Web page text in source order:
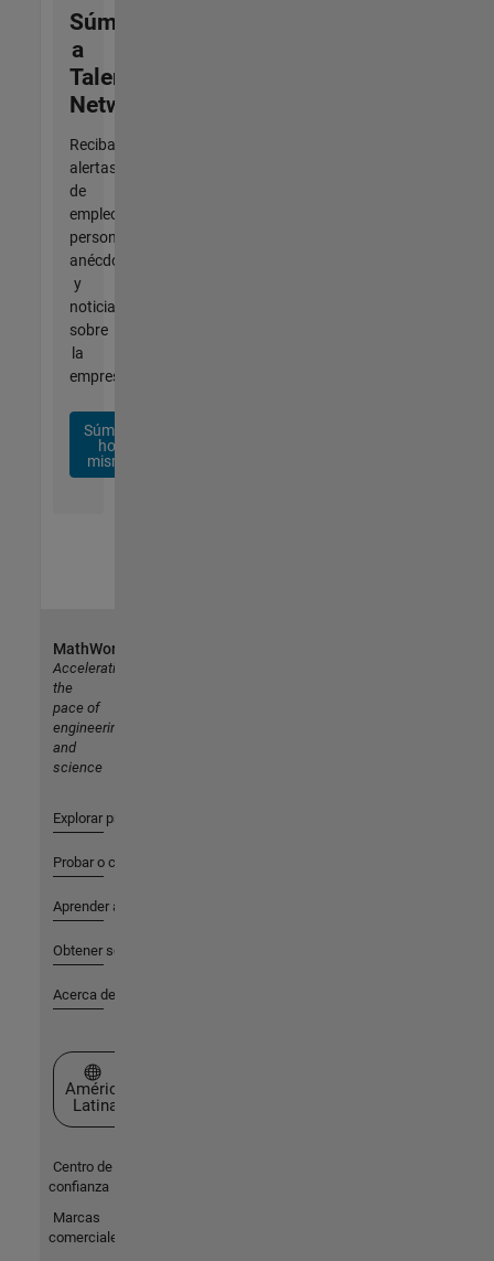
Súmese
a
Talent
Network
Reciba
alertas
de
empleo
personalizadas,
anécdotas
y
noticias
sobre
la
empresa.
Súmese
hoy
mismo
MathWorks
Accelerating
the
pace of
engineering
and
science
Explorar productos
Probar o comprar
Aprender a utilizar
Obtener soporte
Acerca de MathWorks
Seleccione un país/idioma
América
Latina
Centro de
confianza
Marcas
comerciales